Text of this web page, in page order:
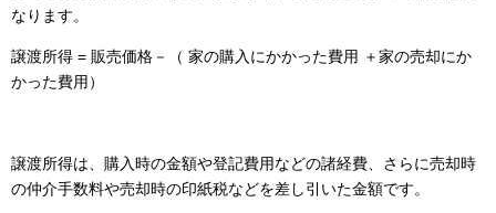
なります。
譲渡所得 = 販売価格－（ 家の購入にかかった費用 ＋家の売却にか
かった費用）
譲渡所得は、購入時の金額や登記費用などの諸経費、さらに売却時
の仲介手数料や売却時の印紙税などを差し引いた金額です。